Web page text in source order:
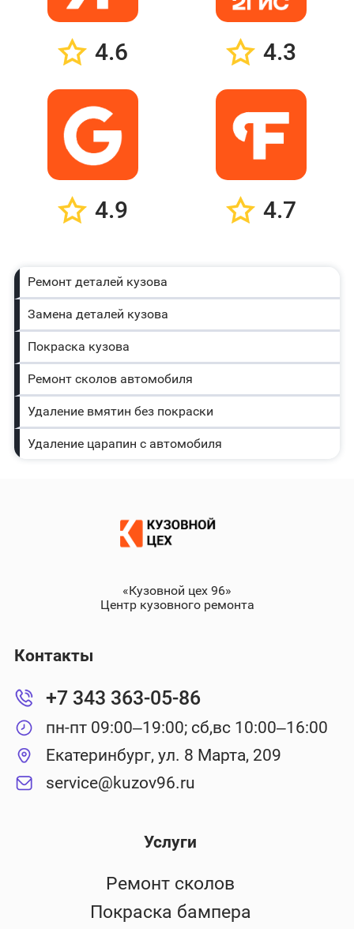
4.6 4.3
4.9 4.7
Ремонт деталей кузова
Замена деталей кузова
Покраска кузова
Ремонт сколов автомобиля
Удаление вмятин без покраски
Удаление царапин с автомобиля
«Кузовной цех 96»
Центр кузовного ремонта
Услуги
Ремонт сколов
Покраска бампера
Контакты
+7 343 363-05-86
пн-пт 09:00–19:00; сб,вс 10:00–16:00
Екатеринбург, ул. 8 Марта, 209
service@kuzov96.ru